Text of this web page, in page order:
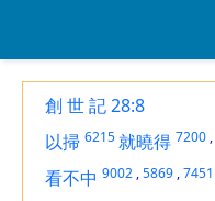
創 世 記 28:8
以掃 6215就曉得 7200 ,
看不中 9002 ,5869 ,7451